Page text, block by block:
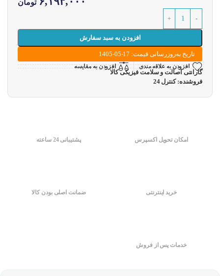
تومان
افزودن به سبد سفارش
تاریخ به‌روزرسانی قیمت: 17-05-1405
افزودن به علاقه مندی افزودن به مقایسه
گارانتی اصالت و سلامت فیزیکی کالا
فروشنده: کنترل 24
امکان تحویل اکسپرس پشتیبانی 24 ساعته
خرید اینترنتی ضمانت اصلی بودن کالا
خدمات پس از فروش